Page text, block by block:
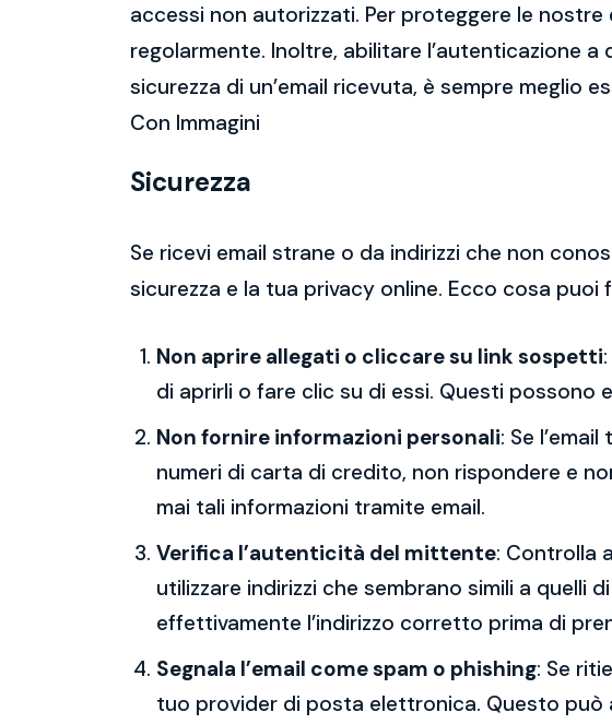
accessi non autorizzati. Per proteggere le
regolarmente. Inoltre, abilitare l’autenticazione
sicurezza di un’email ricevuta, è sempre meglio
Con Immagini
Sicurezza
Se ricevi email strane o da indirizzi che non
sicurezza e la tua privacy online. Ecco cosa puoi
Non aprire allegati o cliccare su link sospetti
di aprirli o fare clic su di essi. Questi possono
Non fornire informazioni personali: Se
numeri di carta di credito, non rispondere e
mai tali informazioni tramite email.
Verifica l’autenticità del mittente: Controlla
utilizzare indirizzi che sembrano simili a quelli
effettivamente l’indirizzo corretto prima di
Segnala l’email come spam o phishing: Se
tuo provider di posta elettronica. Questo